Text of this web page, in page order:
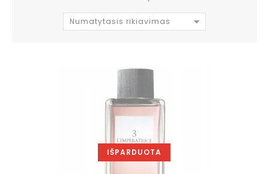
Numatytasis rikiavimas
IŠPARDUOTA